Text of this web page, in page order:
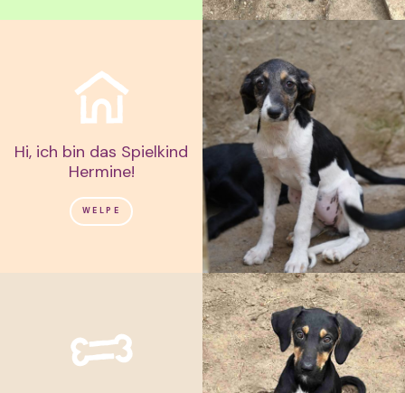
Hi, ich bin das Spielkind
Hermine!
WELPE